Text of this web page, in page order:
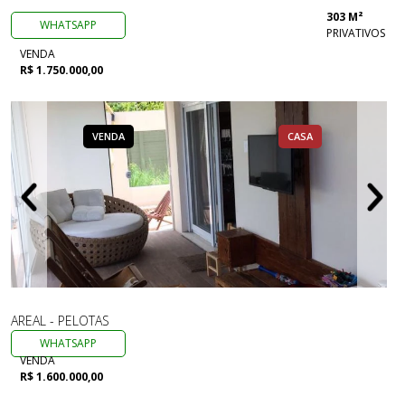
WHATSAPP
303 M²
PRIVATIVOS
VENDA
R$ 1.750.000,00
VENDA CASA
AREAL - PELOTAS
WHATSAPP
VENDA
R$ 1.600.000,00